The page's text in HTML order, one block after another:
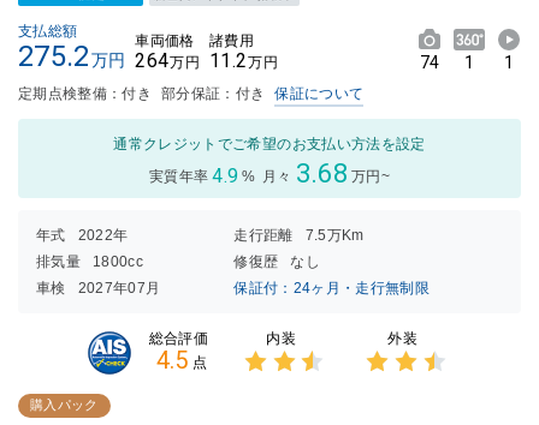
支払総額
275.2万円
車両価格
264万円
諸費用
11.2万円 74 1 1
定期点検整備：付き 部分保証：付き 保証について
通常クレジットでご希望のお支払い方法を設定
実質年率 4.9 % 月々 3.68 万円~
年式 2022年 走行距離
7.5万Km
排気量
1800cc 修復歴
なし
車検
2027年07月 保証付：24ヶ月・走行無制限
総合評価
4.5 点
内装 外装
購入パック